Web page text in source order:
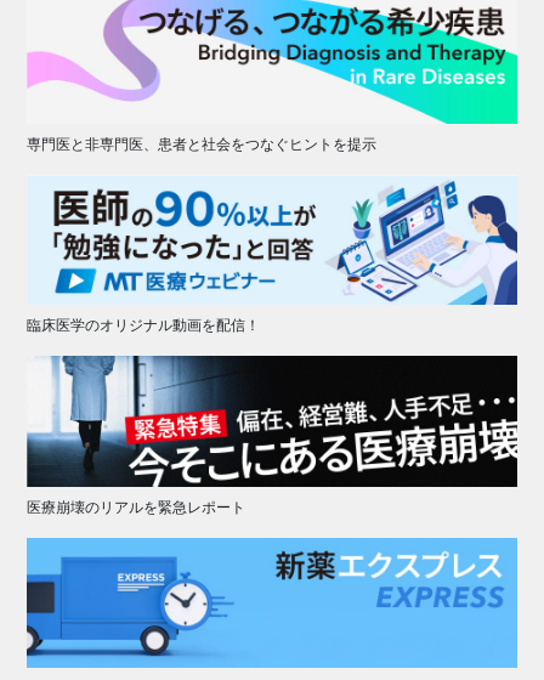
専門医と非専門医、患者と社会をつなぐヒントを提示
臨床医学のオリジナル動画を配信！
医療崩壊のリアルを緊急レポート